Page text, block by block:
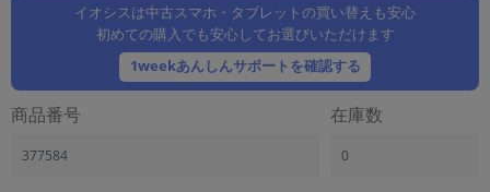
イオシスは中古スマホ・タブレットの買い替えも安心
初めての購入でも安心してお選びいただけます
1weekあんしんサポートを確認する
商品番号
377584
在庫数
0
メーカー
製造、販売メーカーの絞り込み
機能・特徴
商品の搭載機能による絞り込み